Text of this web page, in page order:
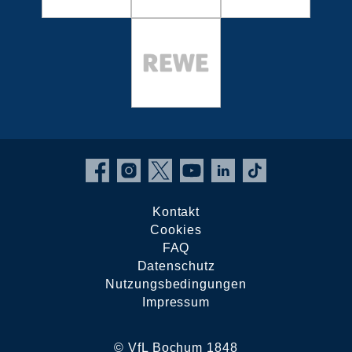
© VfL Bochum 1848
Kontakt
Cookies
FAQ
Datenschutz
Nutzungsbedingungen
Impressum